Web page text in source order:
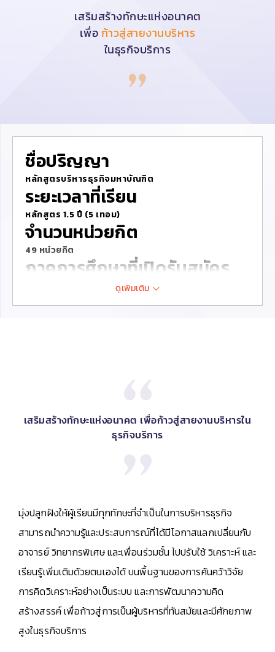
เสริมสร้างทักษะแห่งอนาคต
เพื่อก้าวสู่สายงานบริหาร
ในธุรกิจบริการ
ชื่อปริญญา
หลักสูตรบริหารธุรกิจมหาบัณฑิต
ระยะเวลาที่เรียน
หลักสูตร 1.5 ปี (5 เทอม)
จำนวนหน่วยกิต
49 หน่วยกิต
ภาคการศึกษาที่เปิดรับสมัคร
กันยายน, มกราคม, พฤษภาคม
วิทยาเขต
ดาวน์โหลดโบรชัวร์หลักสูตร
ดูเพิ่มเติม
เสริมสร้างทักษะแห่งอนาคต เพื่อก้าวสู่สายงานบริหารใน
ธุรกิจบริการ
มุ่งปลูกฝังให้ผู้เรียนมีทุกทักษะที่จำเป็นในการบริหารธุรกิจ
สามารถนำความรู้และประสบการณ์ที่ได้มีโอกาสแลกเปลี่ยนกับ
อาจารย์ วิทยากรพิเศษ และเพื่อนร่วมชั้น ไปปรับใช้ วิเคราะห์ และ
เรียนรู้เพิ่มเติมด้วยตนเองได้ บนพื้นฐานของการค้นคว้าวิจัย
การคิดวิเคราะห์อย่างเป็นระบบ และการพัฒนาความคิด
สร้างสรรค์ เพื่อก้าวสู่การเป็นผู้บริหารที่ทันสมัยและมีศักยภาพ
สูงในธุรกิจบริการ